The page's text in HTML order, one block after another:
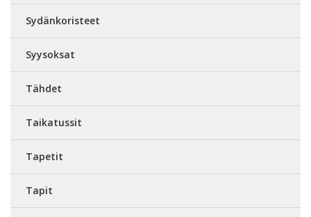
Sydänkoristeet
Syysoksat
Tähdet
Taikatussit
Tapetit
Tapit